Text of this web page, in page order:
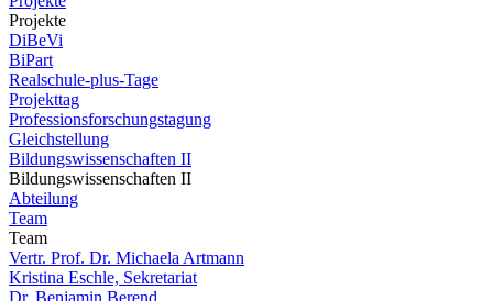
Projekte
DiBeVi
BiPart
Realschule-plus-Tage
Projekttag
Professionsforschungstagung
Gleichstellung
Bildungswissenschaften II
Bildungswissenschaften II
Abteilung
Team
Team
Vertr. Prof. Dr. Michaela Artmann
Kristina Eschle, Sekretariat
Dr. Benjamin Berend